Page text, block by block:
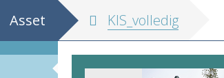
Asset KIS_volledig